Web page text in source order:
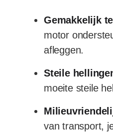
Gemakkelijk
motor
afleggen.
Steile
moeite steile
van transport,